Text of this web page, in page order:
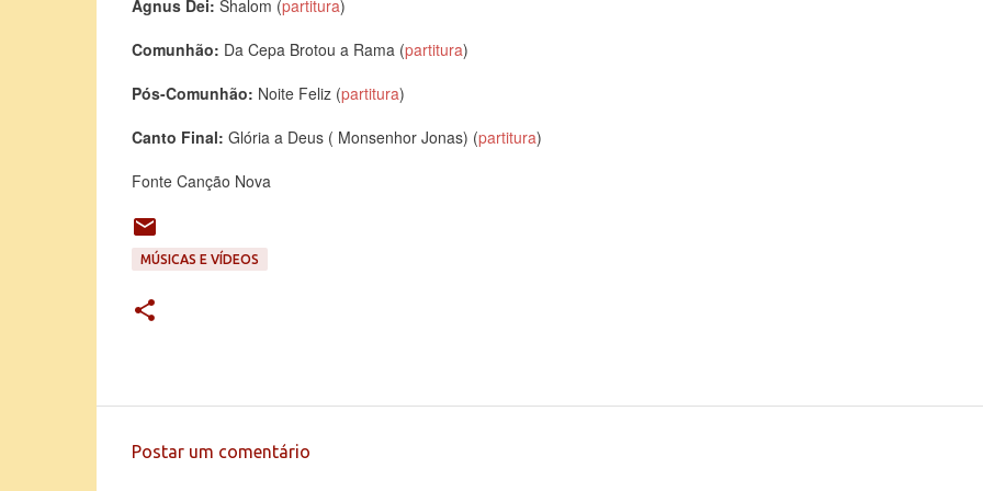
Agnus Dei: Shalom (partitura)
Comunhão: Da Cepa Brotou a Rama (partitura)
Pós-Comunhão: Noite Feliz (partitura)
Canto Final: Glória a Deus ( Monsenhor Jonas) (partitura)
Fonte Canção Nova
MÚSICAS E VÍDEOS
Postar um comentário